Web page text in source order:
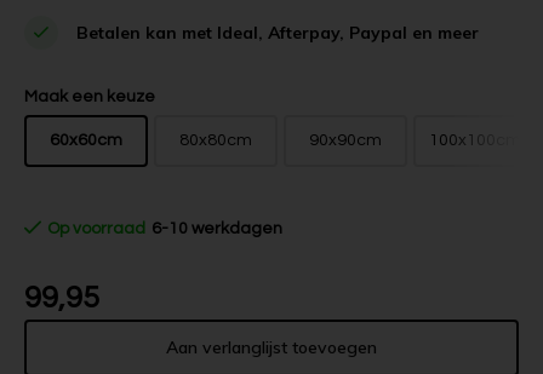
Betalen kan met Ideal, Afterpay, Paypal en meer
Maak een keuze
60x60cm 80x80cm 90x90cm 100x100cm
Op voorraad 6-10 werkdagen
99,95
Aan verlanglijst toevoegen